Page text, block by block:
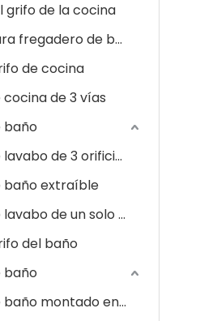
grifo de la cocina
Grifo para fregadero de barra
de cocina
de 3 vías
baño
Grifo de lavabo de 3 orificios
baño extraíble
Grifo de lavabo de un solo orificio
del baño
baño
Grifo de baño montado en cubierta